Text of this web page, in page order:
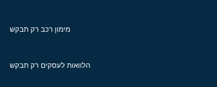
מימון רכב רק תבקש
הלוואות לעסקים רק תבקש